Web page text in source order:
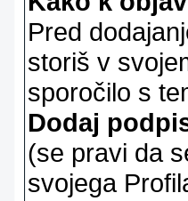
Pred
storiš v
sporočilo s
Dodaj
(se pravi da
svojega